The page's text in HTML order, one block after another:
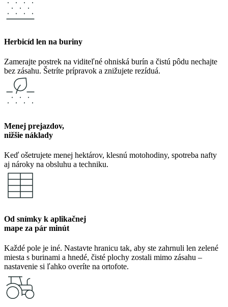
Herbicíd len na buriny
Zamerajte postrek na viditeľné ohniská burín a čistú pôdu nechajte
bez zásahu. Šetríte prípravok a znižujete rezíduá.
Menej prejazdov,
nižšie náklady
Keď ošetrujete menej hektárov, klesnú motohodiny, spotreba nafty
aj nároky na obsluhu a techniku.
Od snímky k aplikačnej
mape za pár minút
Každé pole je iné. Nastavte hranicu tak, aby ste zahrnuli len zelené
miesta s burinami a hnedé, čisté plochy zostali mimo zásahu –
nastavenie si ľahko overíte na ortofote.